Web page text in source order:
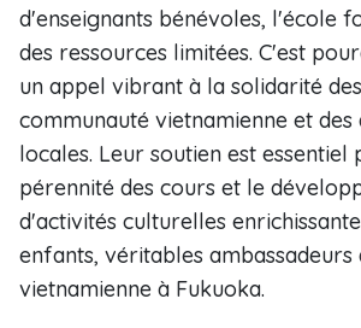
d'enseignants bénévoles, l'école
des ressources limitées. C'est
un appel vibrant à la solidarité
communauté vietnamienne et des
locales. Leur soutien est essentiel
pérennité des cours et le
d'activités culturelles
enfants, véritables
vietnamienne à Fukuoka.